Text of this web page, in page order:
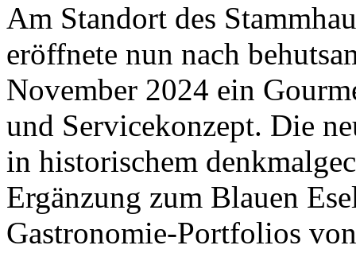
Unzählige Interviews,
Veröffentlichungen in Print- und
Internetmedien zeigen das große
Interesse an anspruchsvoller Küche.
Geheimnisse, die
keine sind.
Am Standort des
eröffnete nun nach
November 2024 ein
und Servicekonzept. Die
in historischem
Ergänzung zum Blauen
Gastronomie-Portfolios